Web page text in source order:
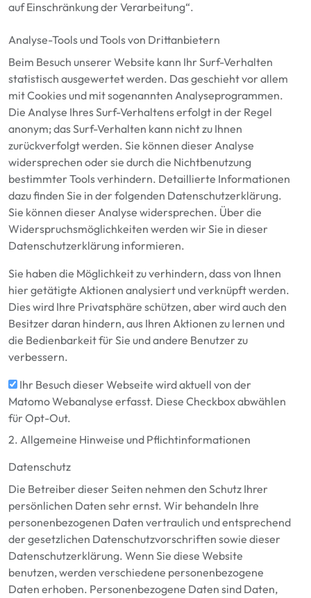
auf Einschränkung der Verarbeitung“.
Analyse-Tools und Tools von Drittanbietern
Beim Besuch unserer Website kann Ihr Surf-Verhalten
statistisch ausgewertet werden. Das geschieht vor allem
mit Cookies und mit sogenannten Analyseprogrammen.
Die Analyse Ihres Surf-Verhaltens erfolgt in der Regel
anonym; das Surf-Verhalten kann nicht zu Ihnen
zurückverfolgt werden. Sie können dieser Analyse
widersprechen oder sie durch die Nichtbenutzung
bestimmter Tools verhindern. Detaillierte Informationen
dazu finden Sie in der folgenden Datenschutzerklärung.
Sie können dieser Analyse widersprechen. Über die
Widerspruchsmöglichkeiten werden wir Sie in dieser
Datenschutzerklärung informieren.
Sie haben die Möglichkeit zu verhindern, dass von Ihnen
hier getätigte Aktionen analysiert und verknüpft werden.
Dies wird Ihre Privatsphäre schützen, aber wird auch den
Besitzer daran hindern, aus Ihren Aktionen zu lernen und
die Bedienbarkeit für Sie und andere Benutzer zu
verbessern.
Ihr Besuch dieser Webseite wird aktuell von der
Matomo Webanalyse erfasst. Diese Checkbox abwählen
für Opt-Out.
2. Allgemeine Hinweise und Pflichtinformationen
Datenschutz
Die Betreiber dieser Seiten nehmen den Schutz Ihrer
persönlichen Daten sehr ernst. Wir behandeln Ihre
personenbezogenen Daten vertraulich und entsprechend
der gesetzlichen Datenschutzvorschriften sowie dieser
Datenschutzerklärung. Wenn Sie diese Website
benutzen, werden verschiedene personenbezogene
Daten erhoben. Personenbezogene Daten sind Daten,